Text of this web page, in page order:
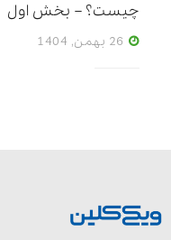
چیست؟ – بخش اول